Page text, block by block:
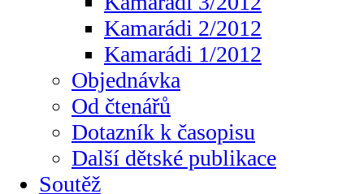
Kamarádi 2/2012
Kamarádi 1/2012
Objednávka
Od čtenářů
Dotazník k časopisu
Další dětské publikace
Soutěž